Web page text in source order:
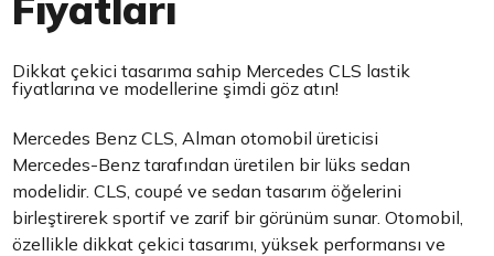
Dikkat çekici tasarıma sahip Mercedes CLS lastik
fiyatlarına ve modellerine şimdi göz atın!
Mercedes Benz CLS, Alman otomobil üreticisi
Mercedes-Benz tarafından üretilen bir lüks sedan
modelidir. CLS, coupé ve sedan tasarım öğelerini
birleştirerek sportif ve zarif bir görünüm sunar. Otomobil,
özellikle dikkat çekici tasarımı, yüksek performansı ve